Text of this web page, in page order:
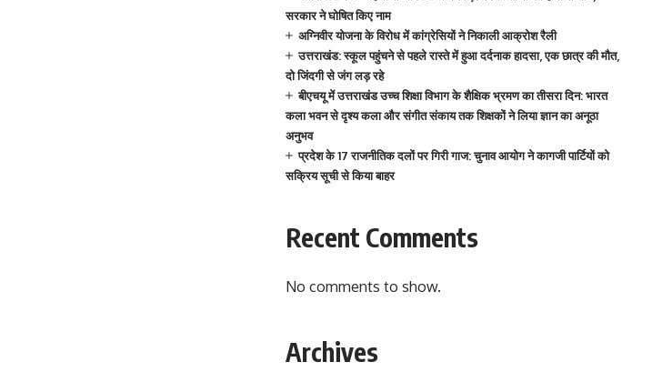
सरकार ने घोषित किए नाम
अग्निवीर योजना के विरोध में कांग्रेसियों ने निकाली आक्रोश रैली
उत्तराखंड: स्कूल पहुंचने से पहले रास्ते में हुआ दर्दनाक हादसा, एक छात्र की मौत,
दो जिंदगी से जंग लड़ रहे
बीएचयू में उत्तराखंड उच्च शिक्षा विभाग के शैक्षिक भ्रमण का तीसरा दिन: भारत
कला भवन से दृश्य कला और संगीत संकाय तक शिक्षकों ने लिया ज्ञान का अनूठा
अनुभव
प्रदेश के 17 राजनीतिक दलों पर गिरी गाज: चुनाव आयोग ने कागजी पार्टियों को
सक्रिय सूची से किया बाहर
Recent Comments
No comments to show.
Archives